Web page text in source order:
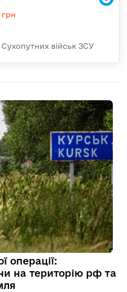
грн
військ ЗСУ
операції:
на територію рф та